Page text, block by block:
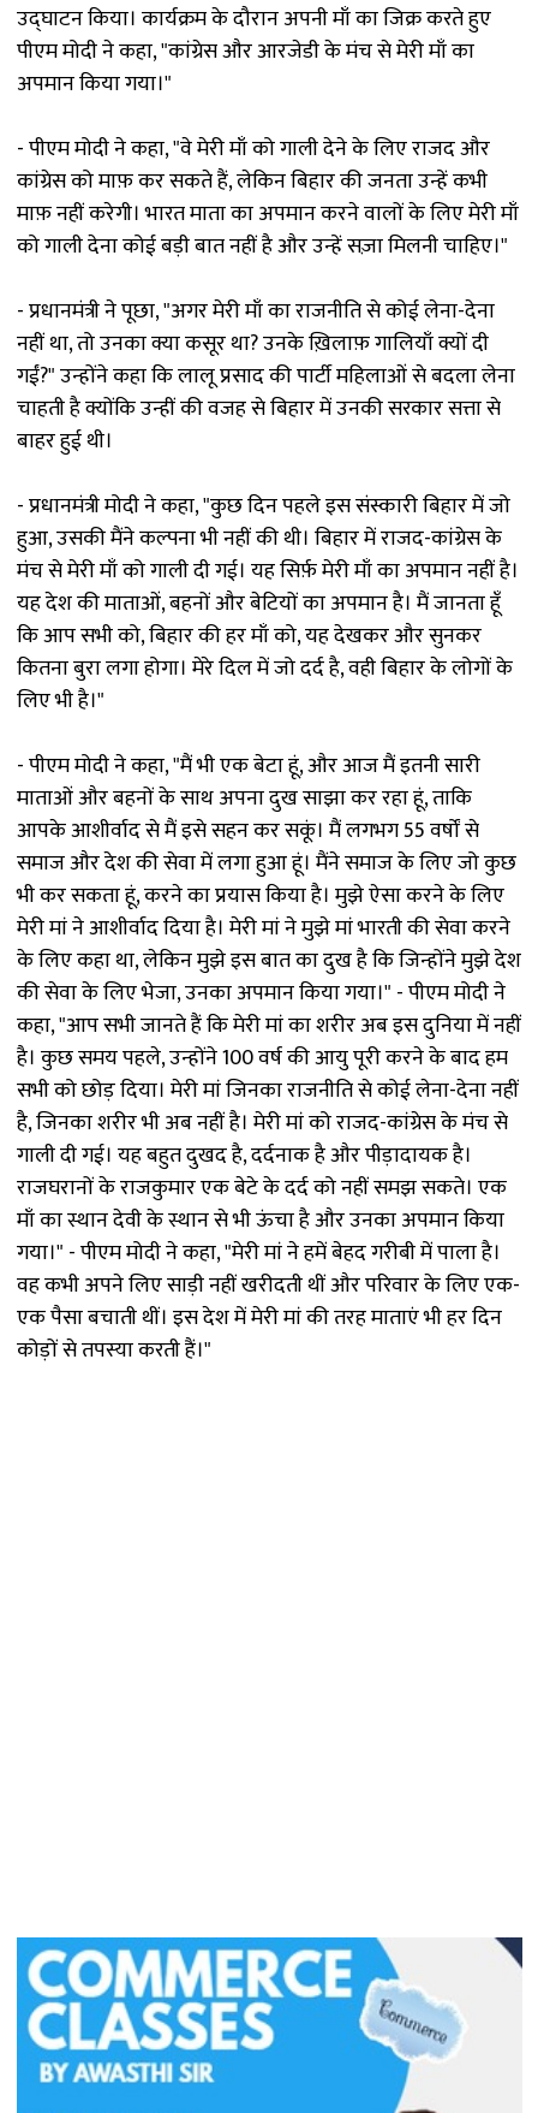
उद्घाटन किया। कार्यक्रम के दौरान अपनी माँ का जिक्र करते हुए
पीएम मोदी ने कहा, "कांग्रेस और आरजेडी के मंच से मेरी माँ का
अपमान किया गया।"
- पीएम मोदी ने कहा, "वे मेरी माँ को गाली देने के लिए राजद और
कांग्रेस को माफ़ कर सकते हैं, लेकिन बिहार की जनता उन्हें कभी
माफ़ नहीं करेगी। भारत माता का अपमान करने वालों के लिए मेरी माँ
को गाली देना कोई बड़ी बात नहीं है और उन्हें सज़ा मिलनी चाहिए।"
- प्रधानमंत्री ने पूछा, "अगर मेरी माँ का राजनीति से कोई लेना-देना
नहीं था, तो उनका क्या कसूर था? उनके ख़िलाफ़ गालियाँ क्यों दी
गईं?" उन्होंने कहा कि लालू प्रसाद की पार्टी महिलाओं से बदला लेना
चाहती है क्योंकि उन्हीं की वजह से बिहार में उनकी सरकार सत्ता से
बाहर हुई थी।
- प्रधानमंत्री मोदी ने कहा, "कुछ दिन पहले इस संस्कारी बिहार में जो
हुआ, उसकी मैंने कल्पना भी नहीं की थी। बिहार में राजद-कांग्रेस के
मंच से मेरी माँ को गाली दी गई। यह सिर्फ़ मेरी माँ का अपमान नहीं है।
यह देश की माताओं, बहनों और बेटियों का अपमान है। मैं जानता हूँ
कि आप सभी को, बिहार की हर माँ को, यह देखकर और सुनकर
कितना बुरा लगा होगा। मेरे दिल में जो दर्द है, वही बिहार के लोगों के
लिए भी है।"
- पीएम मोदी ने कहा, "मैं भी एक बेटा हूं, और आज मैं इतनी सारी
माताओं और बहनों के साथ अपना दुख साझा कर रहा हूं, ताकि
आपके आशीर्वाद से मैं इसे सहन कर सकूं। मैं लगभग 55 वर्षों से
समाज और देश की सेवा में लगा हुआ हूं। मैंने समाज के लिए जो कुछ
भी कर सकता हूं, करने का प्रयास किया है। मुझे ऐसा करने के लिए
मेरी मां ने आशीर्वाद दिया है। मेरी मां ने मुझे मां भारती की सेवा करने
के लिए कहा था, लेकिन मुझे इस बात का दुख है कि जिन्होंने मुझे देश
की सेवा के लिए भेजा, उनका अपमान किया गया।" - पीएम मोदी ने
कहा, "आप सभी जानते हैं कि मेरी मां का शरीर अब इस दुनिया में नहीं
है। कुछ समय पहले, उन्होंने 100 वर्ष की आयु पूरी करने के बाद हम
सभी को छोड़ दिया। मेरी मां जिनका राजनीति से कोई लेना-देना नहीं
है, जिनका शरीर भी अब नहीं है। मेरी मां को राजद-कांग्रेस के मंच से
गाली दी गई। यह बहुत दुखद है, दर्दनाक है और पीड़ादायक है।
राजघरानों के राजकुमार एक बेटे के दर्द को नहीं समझ सकते। एक
माँ का स्थान देवी के स्थान से भी ऊंचा है और उनका अपमान किया
गया।" - पीएम मोदी ने कहा, "मेरी मां ने हमें बेहद गरीबी में पाला है।
वह कभी अपने लिए साड़ी नहीं खरीदती थीं और परिवार के लिए एक-
एक पैसा बचाती थीं। इस देश में मेरी मां की तरह माताएं भी हर दिन
कोड़ों से तपस्या करती हैं।"